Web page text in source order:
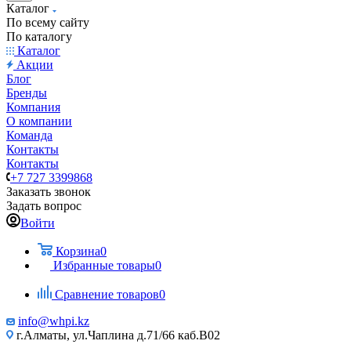
Каталог
По всему сайту
По каталогу
Каталог
Акции
Блог
Бренды
Компания
О компании
Команда
Контакты
Контакты
+7 727 3399868
Заказать звонок
Задать вопрос
Войти
Корзина0
Избранные товары0
Сравнение товаров0
info@whpi.kz
г.Алматы, ул.Чаплина д.71/66 каб.B02